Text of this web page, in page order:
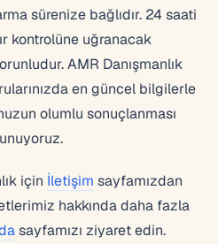
sürenize bağlıdır. 24 saati
kontrolüne uğranacak
AMR Danışmanlık
en güncel bilgilerle
olumlu sonuçlanması
için İletişim sayfamızdan
hakkında daha fazla
sayfamızı ziyaret edin.